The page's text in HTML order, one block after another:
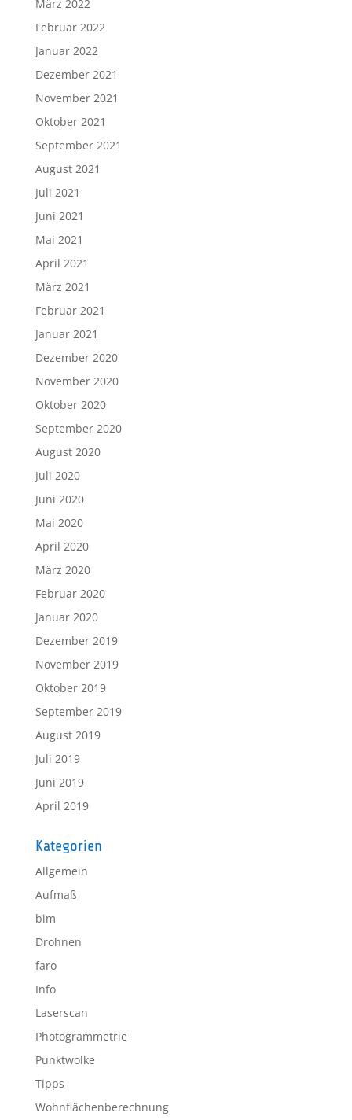
März 2022
Februar 2022
Januar 2022
Dezember 2021
November 2021
Oktober 2021
September 2021
August 2021
Juli 2021
Juni 2021
Mai 2021
April 2021
März 2021
Februar 2021
Januar 2021
Dezember 2020
November 2020
Oktober 2020
September 2020
August 2020
Juli 2020
Juni 2020
Mai 2020
April 2020
März 2020
Februar 2020
Januar 2020
Dezember 2019
November 2019
Oktober 2019
September 2019
August 2019
Juli 2019
Juni 2019
April 2019
Kategorien
Allgemein
Aufmaß
bim
Drohnen
faro
Info
Laserscan
Photogrammetrie
Punktwolke
Tipps
Wohnflächenberechnung